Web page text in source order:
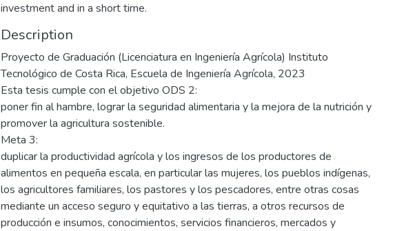
investment and in a short time.
Description
Proyecto de Graduación (Licenciatura en Ingeniería Agrícola) Instituto
Tecnológico de Costa Rica, Escuela de Ingeniería Agrícola, 2023
Esta tesis cumple con el objetivo ODS 2:
poner fin al hambre, lograr la seguridad alimentaria y la mejora de la nutrición y
promover la agricultura sostenible.
Meta 3:
duplicar la productividad agrícola y los ingresos de los productores de
alimentos en pequeña escala, en particular las mujeres, los pueblos indígenas,
los agricultores familiares, los pastores y los pescadores, entre otras cosas
mediante un acceso seguro y equitativo a las tierras, a otros recursos de
producción e insumos, conocimientos, servicios financieros, mercados y